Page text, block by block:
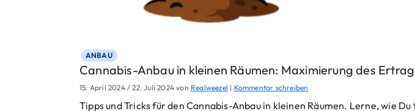
a
A
n
b
u
ANBAU
Cannabis-Anbau in kleinen Räumen: Maximierung des
15. April 2024 / 22. Juli 2024 von Realweezel | Kommentar schreiben
Tipps und Tricks für den Cannabis-Anbau in kleinen Räumen. Lerne, wie